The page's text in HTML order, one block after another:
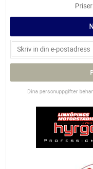
Dina personuppgifter